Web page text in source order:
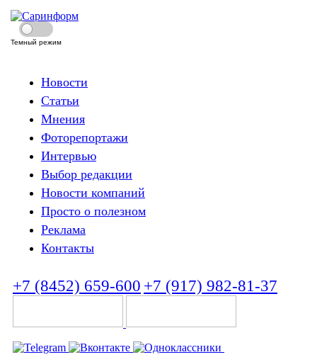
Темный режим
Новости
Статьи
Мнения
Фоторепортажи
Интервью
Выбор редакции
Новости компаний
Просто о полезном
Реклама
Контакты
+7 (8452) 659-600 +7 (917) 982-81-37